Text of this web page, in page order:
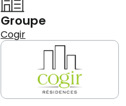
Groupe
Cogir